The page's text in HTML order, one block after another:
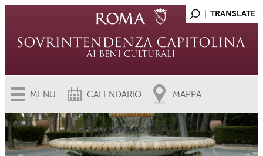
MENU CALENDARIO MAPPA